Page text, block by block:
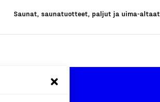
Saunat, saunatuotteet, paljut ja uima-altaat